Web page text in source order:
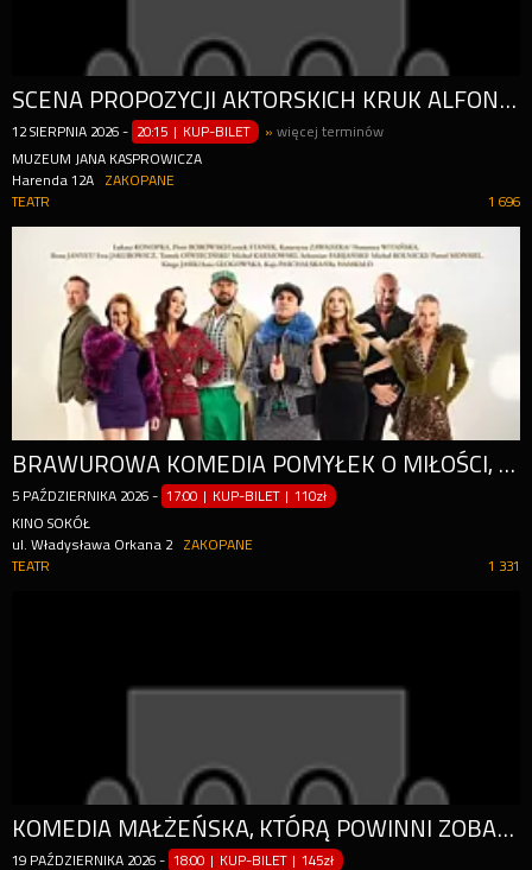
SCENA PROPOZYCJI AKTORSKICH KRUK ALFONSO SASTRE
12 SIERPNIA 2026 - 20:15 | KUP-BILET »więcej terminów
MUZEUM JANA KASPROWICZA
Harenda 12A
ZAKOPANE
1 696
TEATR
BRAWUROWA KOMEDIA POMYŁEK O MIŁOŚCI, AMBICJACH I... BARDZO RODZINNYCH INTERESACH
5 PAŹDZIERNIKA 2026 - 17:00 | KUP-BILET |110zł
KINO SOKÓŁ
ul. Władysława Orkana 2
ZAKOPANE
1 331
TEATR
KOMEDIA MAŁŻEŃSKA, KTÓRĄ POWINNI ZOBACZYĆ WSZYSCY, KTÓRZY SĄ, BYLI LUB PLANUJĄ BYĆ W ZWIĄZKU!
19 PAŹDZIERNIKA 2026 - 18:00 | KUP-BILET |145zł